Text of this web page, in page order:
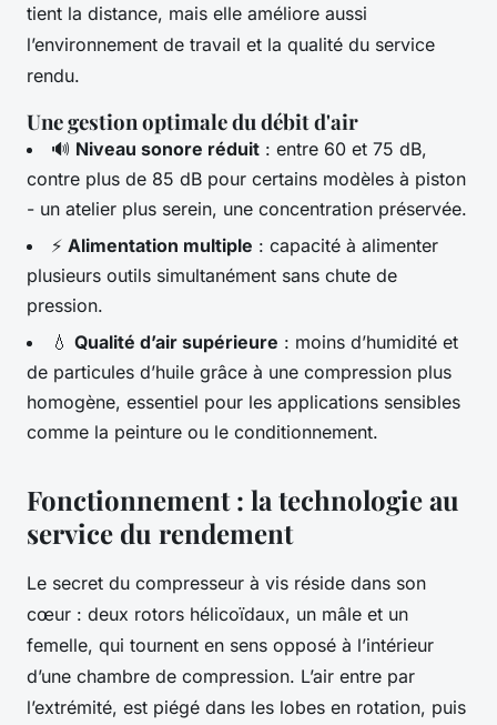
tient la distance, mais elle améliore aussi
l’environnement de travail et la qualité du service
rendu.
Une gestion optimale du débit d'air
🔊 Niveau sonore réduit : entre 60 et 75 dB,
contre plus de 85 dB pour certains modèles à piston
- un atelier plus serein, une concentration préservée.
⚡ Alimentation multiple : capacité à alimenter
plusieurs outils simultanément sans chute de
pression.
💧 Qualité d’air supérieure : moins d’humidité et
de particules d’huile grâce à une compression plus
homogène, essentiel pour les applications sensibles
comme la peinture ou le conditionnement.
Fonctionnement : la technologie au
service du rendement
Le secret du compresseur à vis réside dans son
cœur : deux rotors hélicoïdaux, un mâle et un
femelle, qui tournent en sens opposé à l’intérieur
d’une chambre de compression. L’air entre par
l’extrémité, est piégé dans les lobes en rotation, puis